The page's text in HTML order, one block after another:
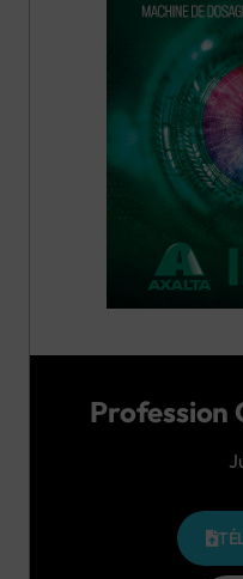
Profession